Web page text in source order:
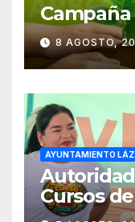
8 AGOSTO,
AYUNTAMIENTO
Cursos